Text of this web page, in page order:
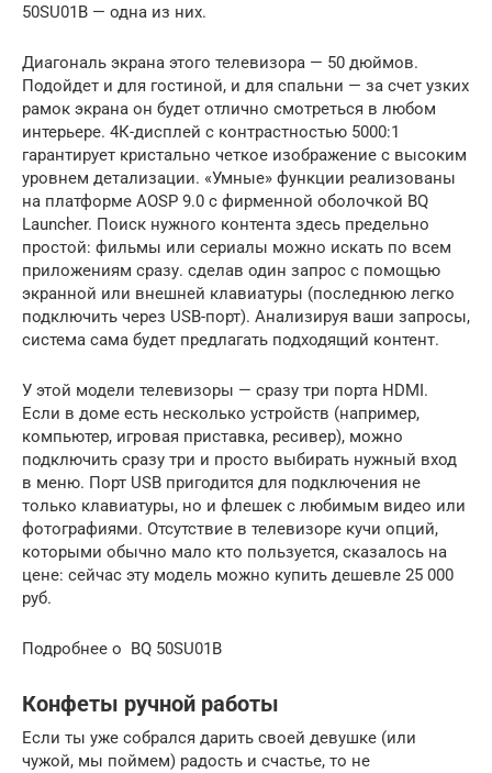
50SU01B — одна из них.
Диагональ экрана этого телевизора — 50 дюймов.
Подойдет и для гостиной, и для спальни — за счет узких
рамок экрана он будет отлично смотреться в любом
интерьере. 4К-дисплей с контрастностью 5000:1
гарантирует кристально четкое изображение с высоким
уровнем детализации. «Умные» функции реализованы
на платформе AOSP 9.0 c фирменной оболочкой BQ
Launcher. Поиск нужного контента здесь предельно
простой: фильмы или сериалы можно искать по всем
приложениям сразу. сделав один запрос с помощью
экранной или внешней клавиатуры (последнюю легко
подключить через USB-порт). Анализируя ваши запросы,
система сама будет предлагать подходящий контент.
У этой модели телевизоры — сразу три порта HDMI.
Если в доме есть несколько устройств (например,
компьютер, игровая приставка, ресивер), можно
подключить сразу три и просто выбирать нужный вход
в меню. Порт USB пригодится для подключения не
только клавиатуры, но и флешек с любимым видео или
фотографиями. Отсутствие в телевизоре кучи опций,
которыми обычно мало кто пользуется, сказалось на
цене: сейчас эту модель можно купить дешевле 25 000
руб.
Подробнее о BQ 50SU01B
Конфеты ручной работы
Если ты уже собрался дарить своей девушке (или
чужой, мы поймем) радость и счастье, то не